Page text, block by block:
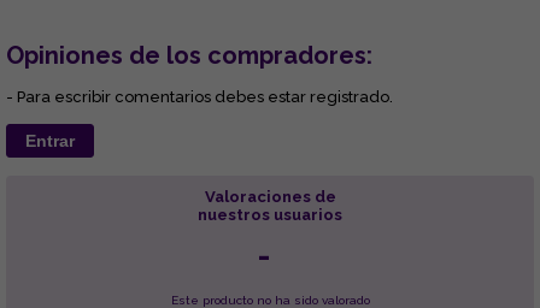
Opiniones de los compradores:
- Para escribir comentarios debes estar registrado.
Entrar
Valoraciones de
nuestros usuarios
-
Este producto no ha sido valorado